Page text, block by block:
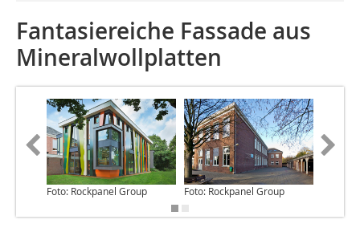
Fantasiereiche Fassade aus
Mineralwollplatten
Foto: Rockpanel Group Foto: Rockpanel Group